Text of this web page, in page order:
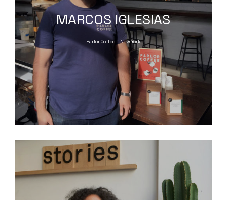
MARCOS IGLESIAS
Parlor Coffee – New York